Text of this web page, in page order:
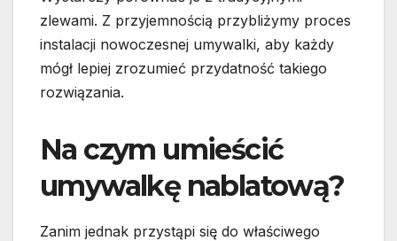
zlewami. Z przyjemnością przybliżymy proces
instalacji nowoczesnej umywalki, aby każdy
mógł lepiej zrozumieć przydatność takiego
rozwiązania.
Na czym umieścić
umywalkę nablatową?
Zanim jednak przystąpi się do właściwego